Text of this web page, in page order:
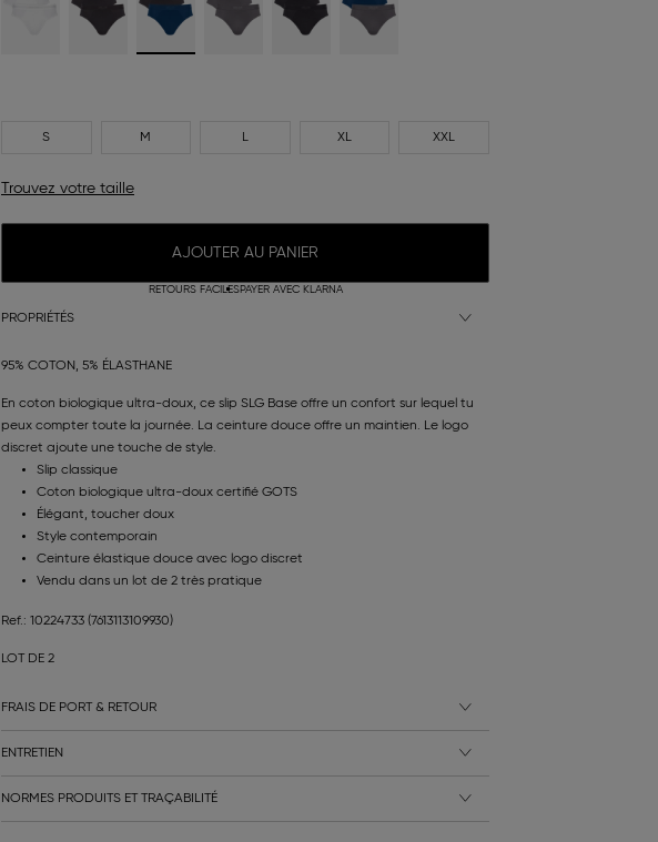
S M L XL XXL
Trouvez votre taille
AJOUTER AU PANIER
RETOURS FACILESPAYER AVEC KLARNA
PROPRIÉTÉS
95% COTON, 5% ÉLASTHANE
En coton biologique ultra-doux, ce slip SLG Base offre un confort sur lequel tu
peux compter toute la journée. La ceinture douce offre un maintien. Le logo
discret ajoute une touche de style.
Slip classique
Coton biologique ultra-doux certifié GOTS
Élégant, toucher doux
Style contemporain
Ceinture élastique douce avec logo discret
Vendu dans un lot de 2 très pratique
Ref.: 10224733 (7613113109930)
LOT DE 2
FRAIS DE PORT & RETOUR
ENTRETIEN
NORMES PRODUITS ET TRAÇABILITÉ